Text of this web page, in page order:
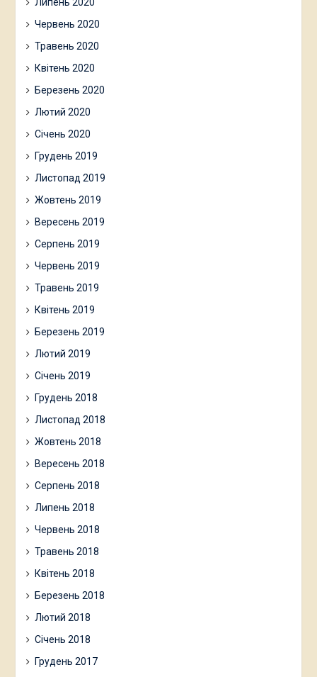
Червень 2020
Травень 2020
Квітень 2020
Березень 2020
Лютий 2020
Січень 2020
Грудень 2019
Листопад 2019
Жовтень 2019
Вересень 2019
Серпень 2019
Червень 2019
Травень 2019
Квітень 2019
Березень 2019
Лютий 2019
Січень 2019
Грудень 2018
Листопад 2018
Жовтень 2018
Вересень 2018
Серпень 2018
Липень 2018
Червень 2018
Травень 2018
Квітень 2018
Березень 2018
Лютий 2018
Січень 2018
Грудень 2017